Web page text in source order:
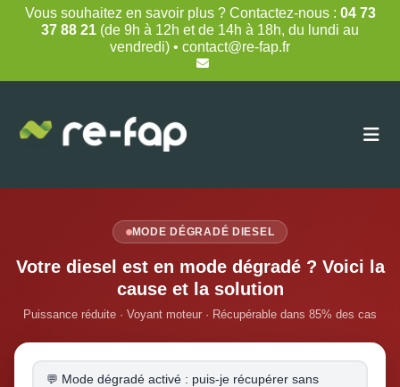
Vous souhaitez en savoir plus ? Contactez-nous : 04 73
37 88 21 (de 9h à 12h et de 14h à 18h, du lundi au
vendredi) • contact@re-fap.fr
MODE DÉGRADÉ DIESEL
Votre diesel est en mode dégradé ? Voici la
cause et la solution
Puissance réduite · Voyant moteur · Récupérable dans 85% des cas
Mode dégradé activé : puis-je récupérer sans